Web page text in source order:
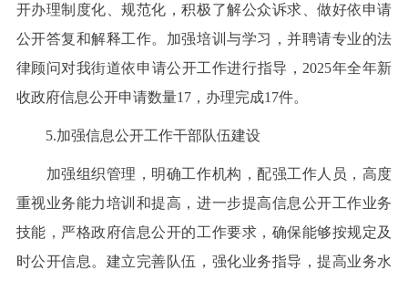
开办理制度化、规范化，积极了解公众诉求、做好依申请
公开答复和解释工作。加强培训与学习，并聘请专业的法
律顾问对我街道依申请公开工作进行指导，2025年全年新
收政府信息公开申请数量17，办理完成17件。
5.加强信息公开工作干部队伍建设
加强组织管理，明确工作机构，配强工作人员，高度
重视业务能力培训和提高，进一步提高信息公开工作业务
技能，严格政府信息公开的工作要求，确保能够按规定及
时公开信息。建立完善队伍，强化业务指导，提高业务水